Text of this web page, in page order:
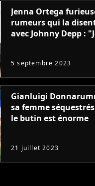
Jenna Ortega
rumeurs qui la
avec Johnny Depp :
5 septembre 2023
Gianluigi
sa femme
le butin est énorme
21 juillet 2023